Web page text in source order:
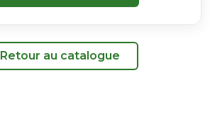
Retour au catalogue